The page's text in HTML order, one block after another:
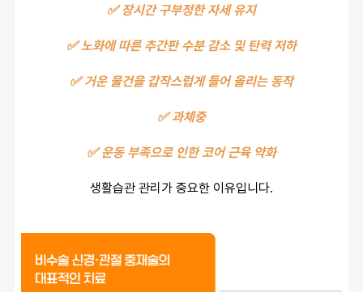
✅ 장시간 구부정한 자세 유지
✅ 노화에 따른 추간판 수분 감소 및 탄력 저하
✅ 거운 물건을 갑작스럽게 들어 올리는 동작
✅ 과체중
✅ 운동 부족으로 인한 코어 근육 약화
생활습관 관리가 중요한 이유입니다.